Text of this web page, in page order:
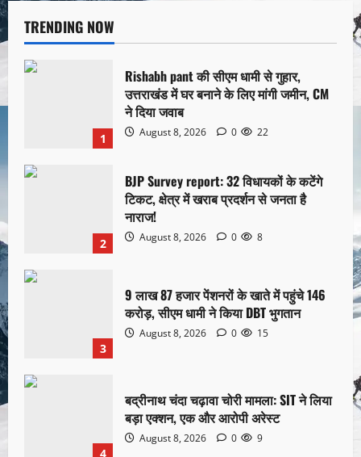
TRENDING NOW
1
Rishabh pant की सीएम धामी से गुहार,
उत्तराखंड में घर बनाने के लिए मांगी जमीन, CM
ने दिया जवाब
August 8, 2026 0 22
2
BJP Survey report: 32 विधायकों के कटेंगे
टिकट, क्षेत्र में खराब प्रदर्शन से जनता है
नाराज!
August 8, 2026 0 8
3
9 लाख 87 हजार पेंशनरों के खाते में पहुंचे 146
करोड़, सीएम धामी ने किया DBT भुगतान
August 8, 2026 0 15
4
बद्रीनाथ चंदा चढ़ावा चोरी मामला: SIT ने लिया
बड़ा एक्शन, एक और आरोपी अरेस्ट
August 8, 2026 0 9